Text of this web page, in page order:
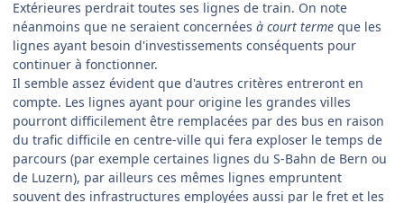
Extérieures perdrait toutes ses lignes de train. On note
néanmoins que ne seraient concernées à court terme que les
lignes ayant besoin d'investissements conséquents pour
continuer à fonctionner.
Il semble assez évident que d'autres critères entreront en
compte. Les lignes ayant pour origine les grandes villes
pourront difficilement être remplacées par des bus en raison
du trafic difficile en centre-ville qui fera exploser le temps de
parcours (par exemple certaines lignes du S-Bahn de Bern ou
de Luzern), par ailleurs ces mêmes lignes empruntent
souvent des infrastructures employées aussi par le fret et les